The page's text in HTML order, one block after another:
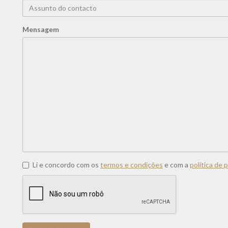
Mensagem
Li e concordo com os termos e condições e com a política de